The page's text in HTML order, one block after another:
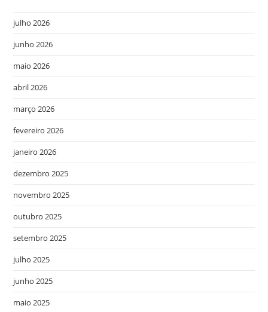
julho 2026
junho 2026
maio 2026
abril 2026
março 2026
fevereiro 2026
janeiro 2026
dezembro 2025
novembro 2025
outubro 2025
setembro 2025
julho 2025
junho 2025
maio 2025